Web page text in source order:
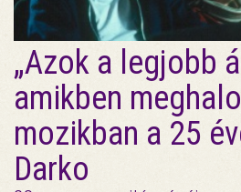
„Azok a legjobb
amikben
mozikban a 25
Darko